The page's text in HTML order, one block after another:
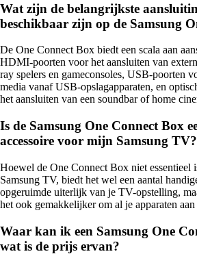
Wat zijn de belangrijkste
beschikbaar zijn op de Samsung
De One Connect Box biedt een scala aan
HDMI-poorten voor het aansluiten van
ray spelers en gameconsoles, USB-poorten
media vanaf USB-opslagapparaten, en
het aansluiten van een soundbar of home
Is de Samsung One Connect Box
accessoire voor mijn Samsung TV?
Hoewel de One Connect Box niet essentieel
Samsung TV, biedt het wel een aantal
opgeruimde uiterlijk van je TV-opstelling,
het ook gemakkelijker om al je apparaten
Waar kan ik een Samsung One
wat is de prijs ervan?